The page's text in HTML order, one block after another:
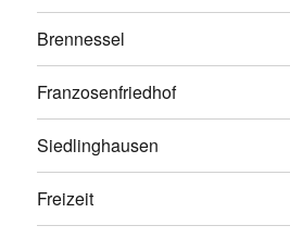
Brennessel
Franzosenfriedhof
Siedlinghausen
Freizeit